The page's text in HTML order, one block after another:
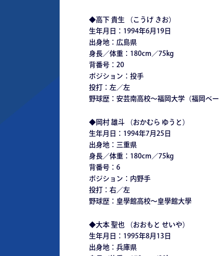
◆高下 貴生 （こうげ きお）
生年月日：1994年6月19日
出身地：広島県
身長／体重：180cm／75kg
背番号：20
ポジション：投手
投打：左／左
野球歴：安芸南高校～福岡大学（福岡ベー
◆岡村 雄斗 （おかむら ゆうと）
生年月日：1994年7月25日
出身地：三重県
身長／体重：180cm／75kg
背番号：6
ポジション：内野手
投打：右／左
野球歴：皇學館高校～皇學館大學
◆大本 聖也 （おおもと せいや）
生年月日：1995年8月13日
出身地：兵庫県